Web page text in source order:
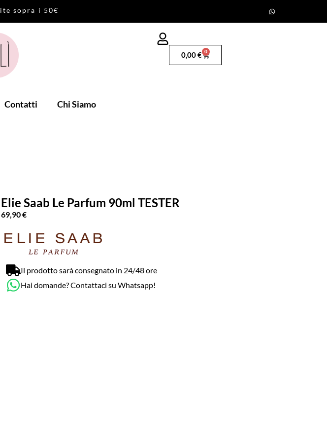
ite sopra i 50€
0,00€ 0
Contatti Chi Siamo
Elie Saab Le Parfum 90ml TESTER
69,90€
Il prodotto sarà consegnato in 24/48 ore
Hai domande? Contattaci su Whatsapp!